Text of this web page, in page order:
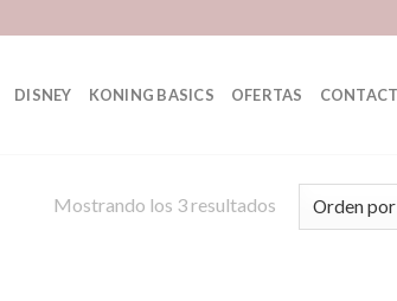
DISNEY KONING BASICS OFERTAS
Mostrando los 3 resultados